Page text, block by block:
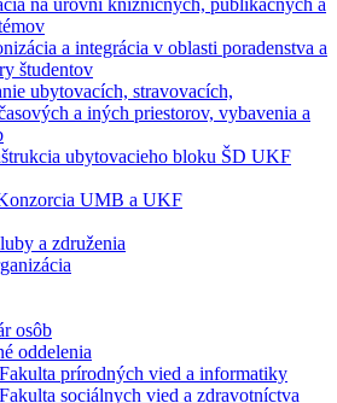
a integrácia v oblasti poradenstva a
študentov
ubytovacích, stravovacích,
a iných priestorov, vybavenia a
ubytovacieho bloku ŠD UKF
UMB a UKF
a združenia
osôb
oddelenia
Fakulta prírodných vied a informatiky
Fakulta sociálnych vied a zdravotníctva